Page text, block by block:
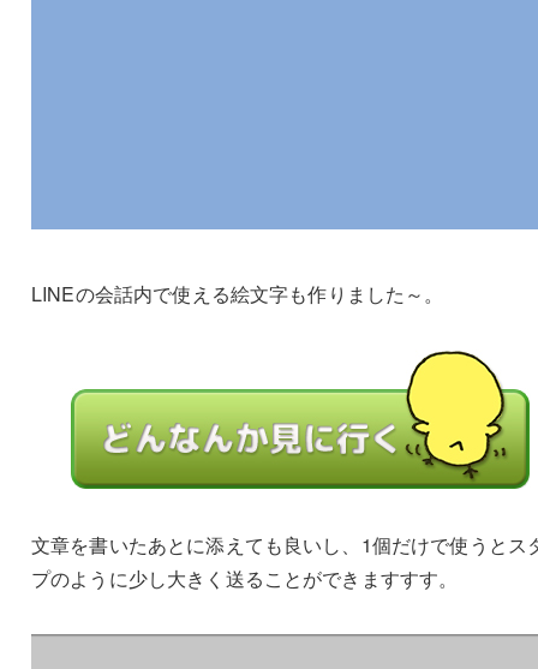
LINEの会話内で使える絵文字も作りました～。
文章を書いたあとに添えても良いし、1個だけで使うとス
プのように少し大きく送ることができますすす。